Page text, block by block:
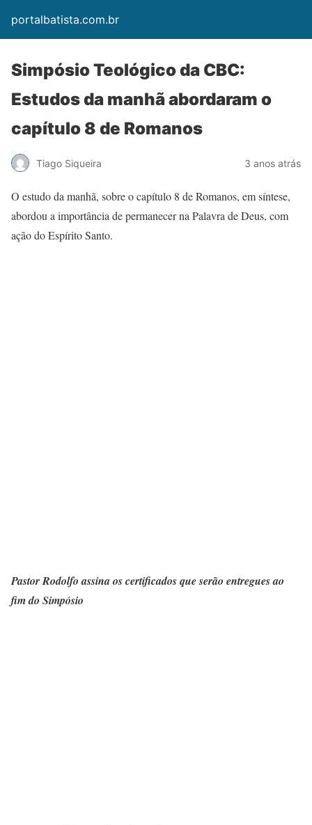
portalbatista.com.br
Simpósio Teológico da CBC:
Estudos da manhã abordaram o
capítulo 8 de Romanos
Tiago Siqueira 3 anos atrás
O estudo da manhã, sobre o capítulo 8 de Romanos, em síntese,
abordou a importância de permanecer na Palavra de Deus, com
ação do Espírito Santo.
Pastor Rodolfo assina os certificados que serão entregues ao
fim do Simpósio